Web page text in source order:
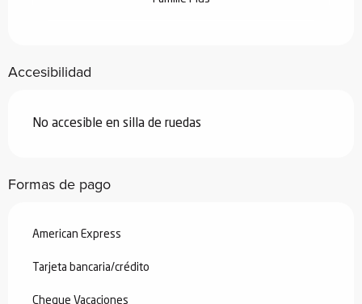
Accesibilidad
No accesible en silla de ruedas
Formas de pago
American Express
Tarjeta bancaria/crédito
Cheque Vacaciones